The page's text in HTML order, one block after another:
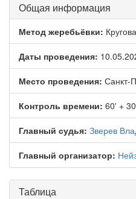
Общая информация
Метод жеребьёвки:
Даты проведения:
Место проведения: Санкт-
Контроль времени: 60' +
Главный судья: Зверев
Главный организатор:
Таблица